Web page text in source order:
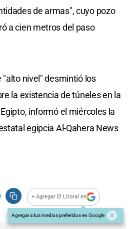
de armas", cuyo pozo
a cien metros del paso
"alto nivel" desmintió los
la existencia de túneles en la
informó el miércoles la
egipcia Al-Qahera News
+ Agregar El Litoral en
Agregar a tus medios preferidos en Google